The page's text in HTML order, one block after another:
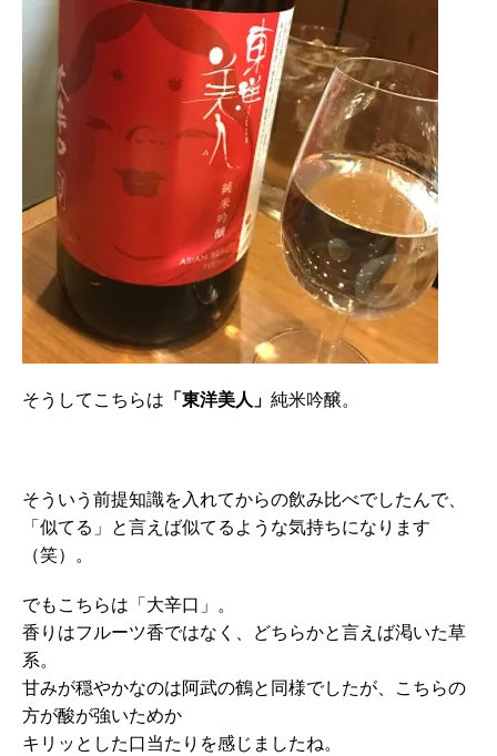
そうしてこちらは 「東洋美人」 純米吟醸。
そういう前提知識を入れてからの飲み比べでしたんで、
「似てる」と言えば似てるような気持ちになります
（笑）。
でもこちらは「大辛口」。
香りはフルーツ香ではなく、どちらかと言えば渇いた草
系。
甘みが穏やかなのは阿武の鶴と同様でしたが、こちらの
方が酸が強いためか
キリッとした口当たりを感じましたね。